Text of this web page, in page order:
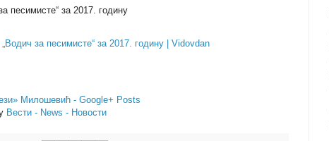
песимисте“ за 2017. годину
„Водич за песимисте“ за 2017. годину | Vidovdan
Милошевић - Google+ Posts
Вести - News - Новости